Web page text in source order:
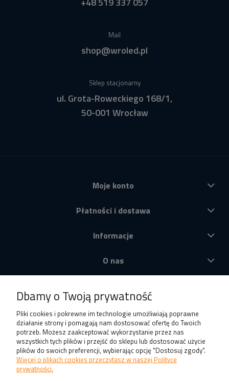
Mail
shop@wroled.pl
Sklep stacjonarny
ul. Grota-Roweckiego 168/1,
50-001 Wrocław
Moje konto
Płatności i dostawa
Informacje
O nas
Dbamy o Twoją prywatność
Pliki cookies i pokrewne im technologie umożliwiają poprawne
działanie strony i pomagają nam dostosować ofertę do Twoich
potrzeb. Możesz zaakceptować wykorzystanie przez nas
wszystkich tych plików i przejść do sklepu lub dostosować użycie
plików do swoich preferencji, wybierając opcję "Dostosuj zgody".
Więcej o plikach cookies przeczytasz w naszej Polityce
prywatności.